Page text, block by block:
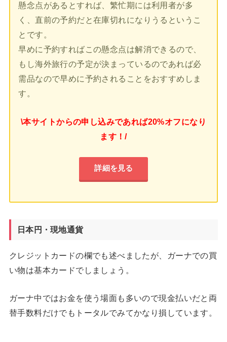
懸念点があるとすれば、繁忙期には利用者が多
く、直前の予約だと在庫切れになりうるというこ
とです。
早めに予約すればこの懸念点は解消できるので、
もし海外旅行の予定が決まっているのであれば必
需品なので早めに予約されることをおすすめしま
す。
\本サイトからの申し込みであれば20%オフになり
ます！/
詳細を見る
日本円・現地通貨
クレジットカードの欄でも述べましたが、ガーナでの買
い物は基本カードでしましょう。
ガーナ中ではお金を使う場面も多いので現金払いだと両
替手数料だけでもトータルでみてかなり損しています。